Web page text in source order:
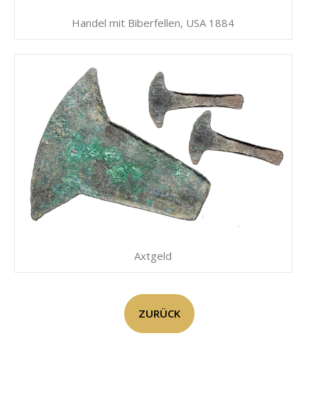
Handel mit Biberfellen, USA 1884
Axtgeld
ZURÜCK